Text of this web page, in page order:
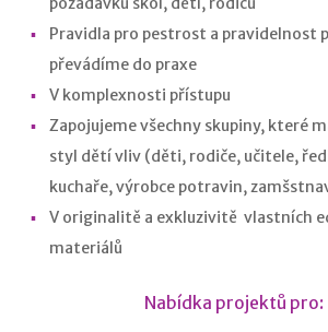
Pravidla pro pestrost a pravidelnost
převádíme do praxe
V komplexnosti přístupu
Zapojujeme všechny skupiny, které
styl dětí vliv (děti, rodiče, učitele,
kuchaře, výrobce potravin,
V originalitě a exkluzivitě vlastních
materiálů
Nabídka projektů pro: